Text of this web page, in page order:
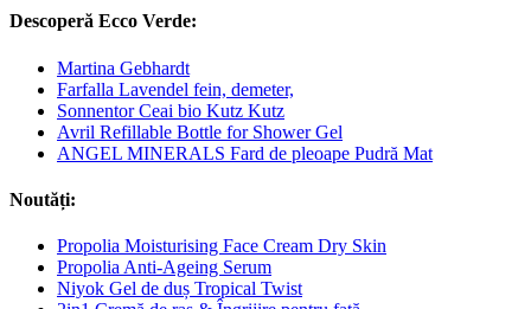
Descoperă Ecco Verde:
Martina Gebhardt
Farfalla Lavendel fein, demeter,
Sonnentor Ceai bio Kutz Kutz
Avril Refillable Bottle for Shower Gel
ANGEL MINERALS Fard de pleoape Pudră Mat
Noutăți:
Propolia Moisturising Face Cream Dry Skin
Propolia Anti-Ageing Serum
Niyok Gel de duș Tropical Twist